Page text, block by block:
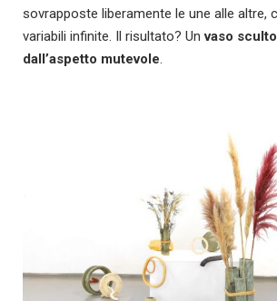
sovrapposte liberamente le une alle altre,
variabili infinite. Il risultato? Unvaso
dall’aspetto mutevole.